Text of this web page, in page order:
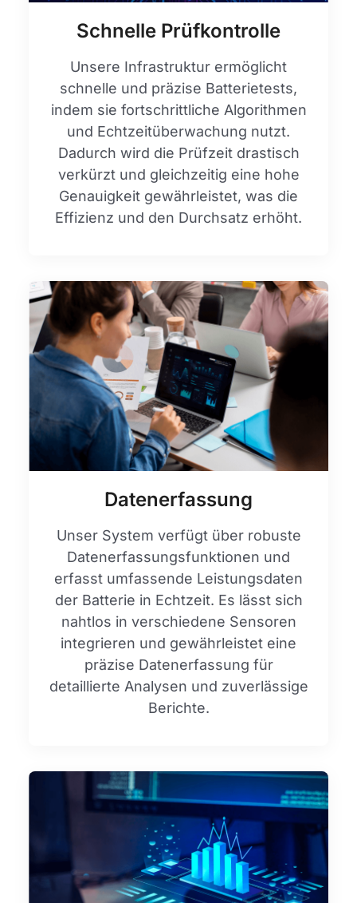
Schnelle Prüfkontrolle
Unsere Infrastruktur ermöglicht
schnelle und präzise Batterietests,
indem sie fortschrittliche Algorithmen
und Echtzeitüberwachung nutzt.
Dadurch wird die Prüfzeit drastisch
verkürzt und gleichzeitig eine hohe
Genauigkeit gewährleistet, was die
Effizienz und den Durchsatz erhöht.
Datenerfassung
Unser System verfügt über robuste
Datenerfassungsfunktionen und
erfasst umfassende Leistungsdaten
der Batterie in Echtzeit. Es lässt sich
nahtlos in verschiedene Sensoren
integrieren und gewährleistet eine
präzise Datenerfassung für
detaillierte Analysen und zuverlässige
Berichte.